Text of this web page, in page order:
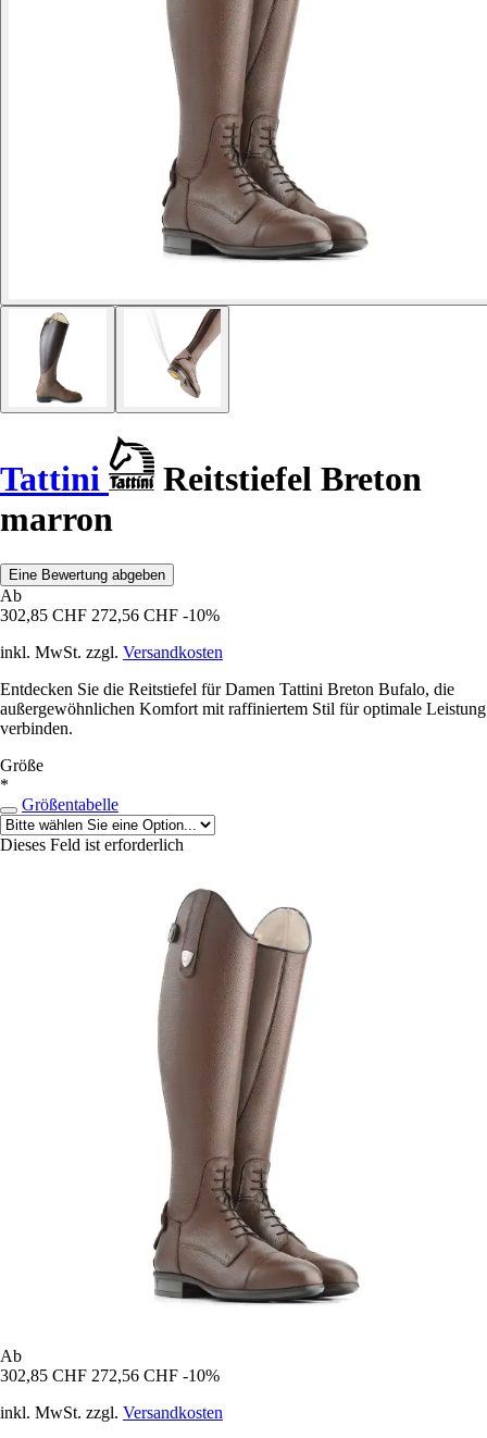
Tattini
Reitstiefel Breton
marron
Eine Bewertung abgeben
Ab
302,85 CHF 272,56 CHF -10%
inkl. MwSt. zzgl. Versandkosten
Entdecken Sie die Reitstiefel für Damen Tattini Breton Bufalo, die
außergewöhnlichen Komfort mit raffiniertem Stil für optimale Leistung
verbinden.
Größe
*
Größentabelle
Dieses Feld ist erforderlich
Ab
302,85 CHF 272,56 CHF -10%
inkl. MwSt. zzgl. Versandkosten